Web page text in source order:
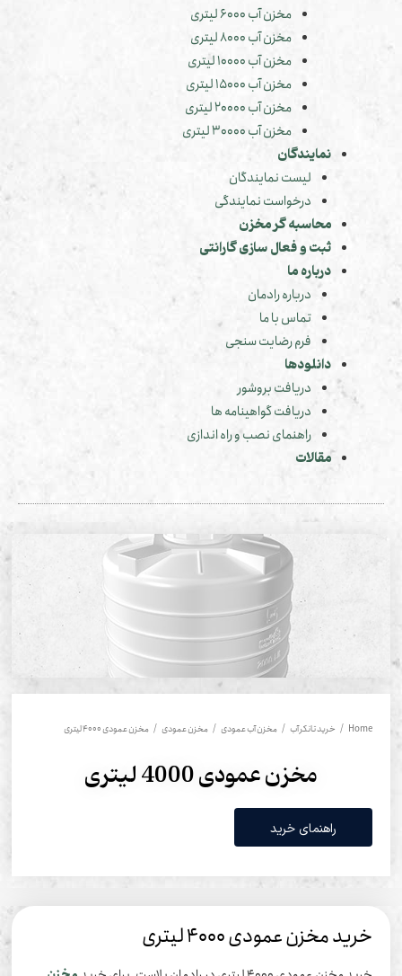
مخزن آب 6000 لیتری
مخزن آب 8000 لیتری
مخزن آب 10000 لیتری
مخزن آب 15000 لیتری
مخزن آب 20000 لیتری
مخزن آب 30000 لیتری
نمایندگان
لیست نمایندگان
درخواست نمایندگی
محاسبه گر مخزن
ثبت و فعال سازی گارانتی
درباره ما
درباره رادمان
تماس با ما
فرم رضایت سنجی
دانلودها
دریافت بروشور
دریافت گواهینامه ها
راهنمای نصب و راه اندازی
مقالات
/خرید تانکر آب/مخزن آب عمودی/مخزن عمودی/ مخزن عمودی 4000 لیتری
مخزن عمودی 4000 لیتری
راهنمای خرید
مخزن عمودی 4000 لیتری